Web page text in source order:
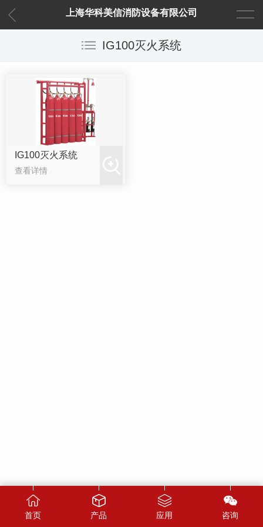
上海华科美信消防设备有限公司
IG100灭火系统
IG100灭火系统
查看详情
首页 产品 应用 咨询